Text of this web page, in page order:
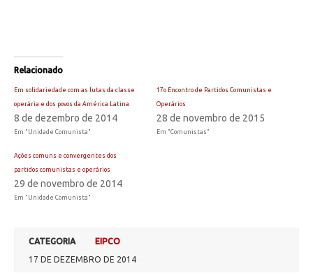
Relacionado
Em solidariedade com as lutas da classe
operária e dos povos da América Latina
8 de dezembro de 2014
Em "Unidade Comunista"
17o Encontro de Partidos Comunistas e
Operários
28 de novembro de 2015
Em "Comunistas"
Ações comuns e convergentes dos
partidos comunistas e operários
29 de novembro de 2014
Em "Unidade Comunista"
CATEGORIA
EIPCO
17 DE DEZEMBRO DE 2014